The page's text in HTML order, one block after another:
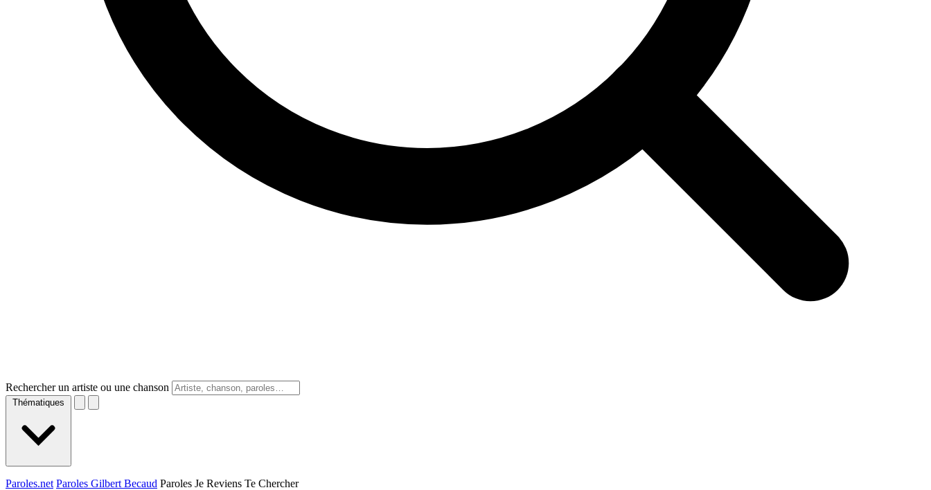
Rechercher un artiste ou une chanson
Thématiques
Paroles.net Paroles Gilbert Becaud Paroles Je Reviens Te Chercher